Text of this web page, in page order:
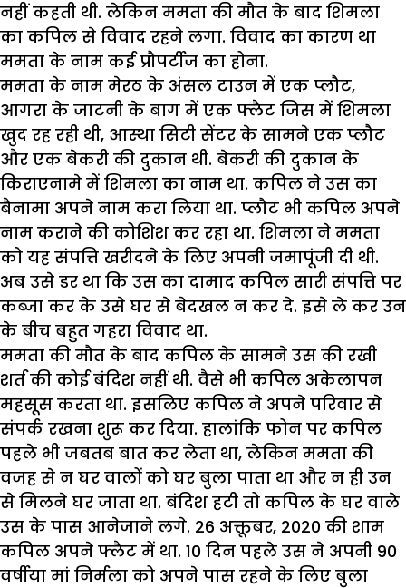
नहीं कहती थी. लेकिन ममता की मौत के बाद शिमला
का कपिल से विवाद रहने लगा. विवाद का कारण था
ममता के नाम कई प्रौपर्टीज का होना.
ममता के नाम मेरठ के अंसल टाउन में एक प्लौट,
आगरा के जाटनी के बाग में एक फ्लैट जिस में शिमला
खुद रह रही थी, आस्था सिटी सेंटर के सामने एक प्लौट
और एक बेकरी की दुकान थी. बेकरी की दुकान के
किराएनामे में शिमला का नाम था. कपिल ने उस का
बैनामा अपने नाम करा लिया था. प्लौट भी कपिल अपने
नाम कराने की कोशिश कर रहा था. शिमला ने ममता
को यह संपत्ति खरीदने के लिए अपनी जमापूंजी दी थी.
अब उसे डर था कि उस का दामाद कपिल सारी संपत्ति पर
कब्जा कर के उसे घर से बेदखल न कर दे. इसे ले कर उन
के बीच बहुत गहरा विवाद था.
ममता की मौत के बाद कपिल के सामने उस की रखी
शर्त की कोई बंदिश नहीं थी. वैसे भी कपिल अकेलापन
महसूस करता था. इसलिए कपिल ने अपने परिवार से
संपर्क रखना शुरू कर दिया. हालांकि फोन पर कपिल
पहले भी जबतब बात कर लेता था, लेकिन ममता की
वजह से न घर वालों को घर बुला पाता था और न ही उन
से मिलने घर जाता था. बंदिश हटी तो कपिल के घर वाले
उस के पास आनेजाने लगे. 26 अक्तूबर, 2020 की शाम
कपिल अपने फ्लैट में था. 10 दिन पहले उस ने अपनी 90
वर्षीया मां निर्मला को अपने पास रहने के लिए बुला